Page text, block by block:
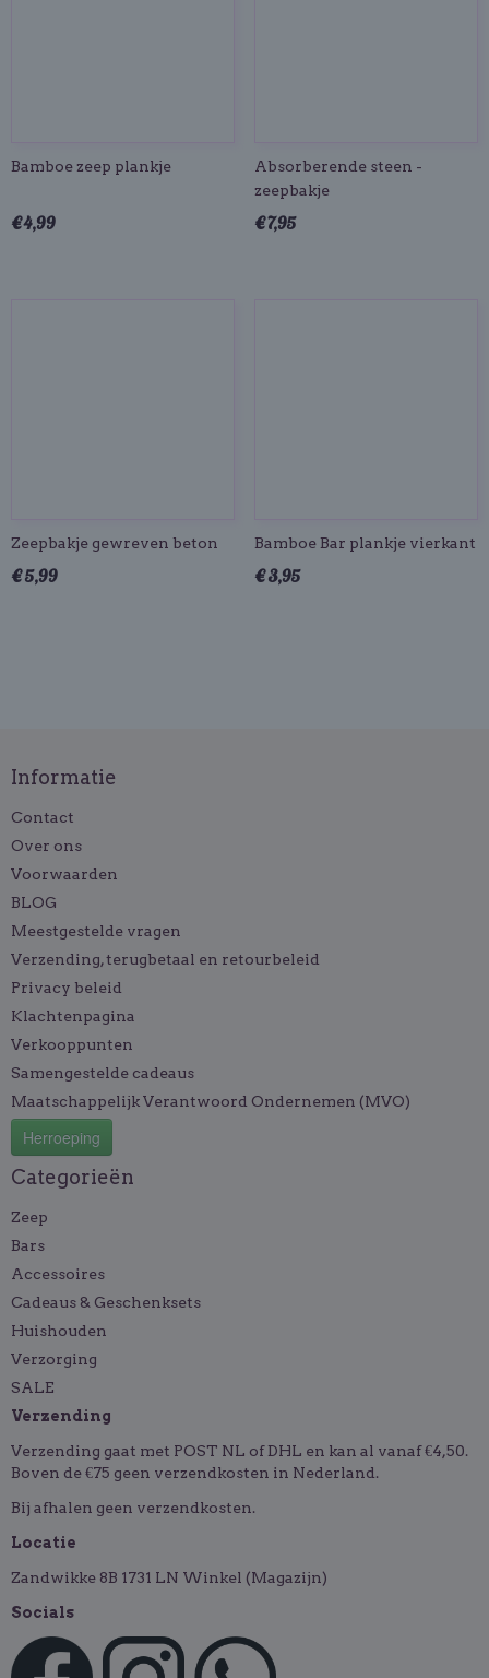
Bamboe zeep plankje
€ 4,99
Absorberende steen -
zeepbakje
€ 7,95
Zeepbakje gewreven beton
€ 5,99
Bamboe Bar plankje vierkant
€ 3,95
Informatie
Contact
Over ons
Voorwaarden
BLOG
Meestgestelde vragen
Verzending, terugbetaal en retourbeleid
Privacy beleid
Klachtenpagina
Verkooppunten
Samengestelde cadeaus
Maatschappelijk Verantwoord Ondernemen (MVO)
Herroeping
Categorieën
Zeep
Bars
Accessoires
Cadeaus & Geschenksets
Huishouden
Verzorging
SALE
Verzending
Verzending gaat met POST NL of DHL en kan al vanaf €4,50.
Boven de €75 geen verzendkosten in Nederland.
Bij afhalen geen verzendkosten.
Locatie
Zandwikke 8B 1731 LN Winkel (Magazijn)
Socials